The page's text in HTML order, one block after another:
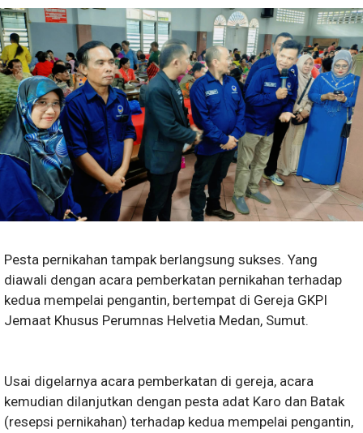
Pesta pernikahan tampak berlangsung sukses. Yang
diawali dengan acara pemberkatan pernikahan terhadap
kedua mempelai pengantin, bertempat di Gereja GKPI
Jemaat Khusus Perumnas Helvetia Medan, Sumut.
Usai digelarnya acara pemberkatan di gereja, acara
kemudian dilanjutkan dengan pesta adat Karo dan Batak
(resepsi pernikahan) terhadap kedua mempelai pengantin,